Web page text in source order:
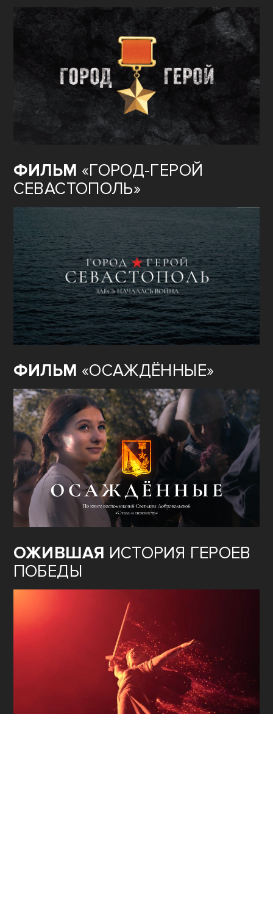
ФИЛЬМ «ГОРОД-ГЕРОЙ
СЕВАСТОПОЛЬ»
ФИЛЬМ «ОСАЖДЁННЫЕ»
ОЖИВШАЯ ИСТОРИЯ ГЕРОЕВ
ПОБЕДЫ